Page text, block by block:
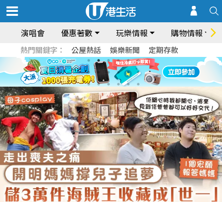
演唱會 優惠著數 玩樂情報 購物情報
熱門關鍵字： 公屋熱話 娛樂新聞 定期存款